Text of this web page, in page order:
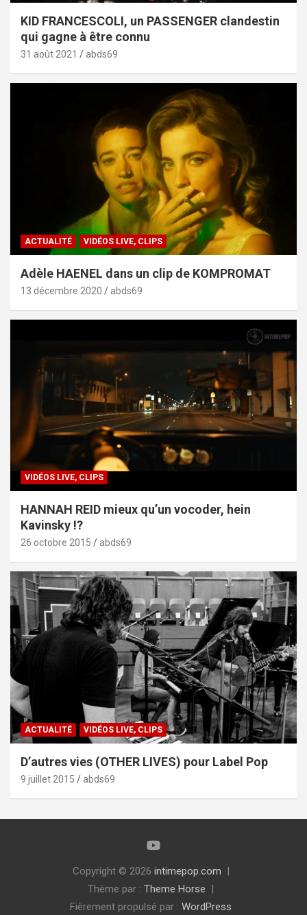
KID FRANCESCOLI, un PASSENGER clandestin
qui gagne à être connu
31 août 2021 abds69
ACTUALITÉ VIDÉOS LIVE, CLIPS
Adèle HAENEL dans un clip de KOMPROMAT
13 décembre 2020 abds69
VIDÉOS LIVE, CLIPS
HANNAH REID mieux qu’un vocoder, hein
Kavinsky !?
26 octobre 2015 abds69
ACTUALITÉ VIDÉOS LIVE, CLIPS
D’autres vies (OTHER LIVES) pour Label Pop
9 juillet 2015 abds69
Copyright © 2026 intimepop.com
Thème par : Theme Horse
Fièrement propulsé par : WordPress